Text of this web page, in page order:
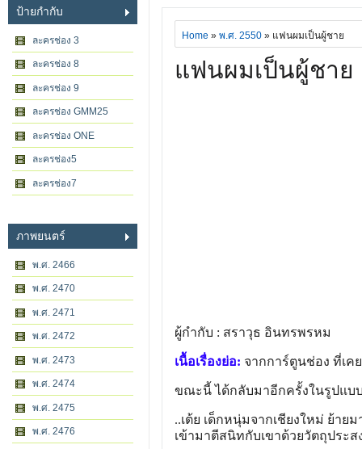
ป้ายกำกับ
ละครช่อง 3
ละครช่อง 8
ละครช่อง 9
ละครช่อง GMM25
ละครช่อง ONE
ละครช่อง5
ละครช่อง7
ภาพยนตร์
พ.ศ. 2466
พ.ศ. 2470
พ.ศ. 2471
พ.ศ. 2472
พ.ศ. 2473
พ.ศ. 2474
พ.ศ. 2475
พ.ศ. 2476
Home » พ.ศ. 2550 » แฟนผมเป็นผู้ชาย
แฟนผมเป็นผู้ชาย
ผู้กำกับ : สราวุธ อินทรพรหม
เนื้อเรื่องย่อ: จากการ์ตูนช่อง ที่เค
ขณะนี้ ได้กลับมาอีกครั้งในรูปแบ
..เต้ย เด็กหนุ่มจากเชียงใหม่ ย้าย
เข้ามาตีสนิทกับเขาด้วยวัตถุประส